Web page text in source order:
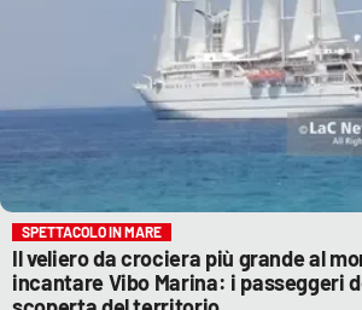
SPETTACOLO IN MARE
Il veliero da crociera più grande al
incantare Vibo Marina: i passeggeri